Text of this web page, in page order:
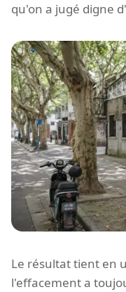
qu'on a jugé digne
Le résultat tient en
l'effacement a